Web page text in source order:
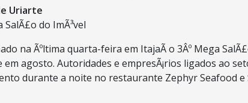
Uriarte
SalÃ£o do ImÃ³vel
na Ãºltima quarta-feira em ItajaÃ­ o 3Âº Mega
em agosto. Autoridades e empresÃ¡rios ligados ao
durante a noite no restaurante Zephyr Seafood e